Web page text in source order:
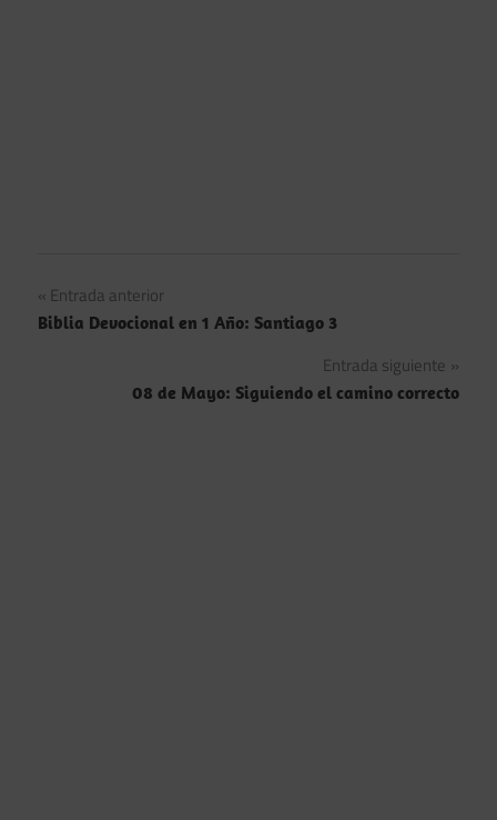
Navegación
de
entradas
Entrada anterior
Biblia Devocional en 1 Año: Santiago 3
Entrada siguiente
08 de Mayo: Siguiendo el camino correcto